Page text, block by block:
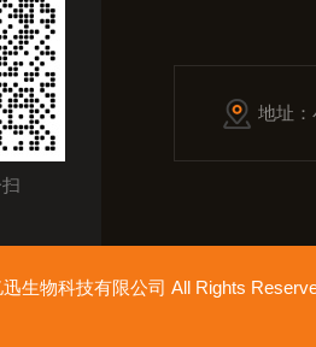
地址
生物科技有限公司 All Rights